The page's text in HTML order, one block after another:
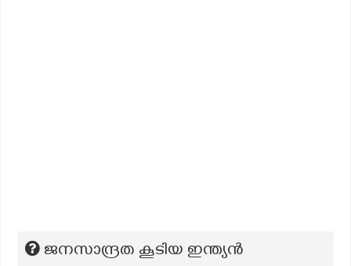
ജനസാന്ദ്രത കൂടിയ ഇന്ത്യന്‍